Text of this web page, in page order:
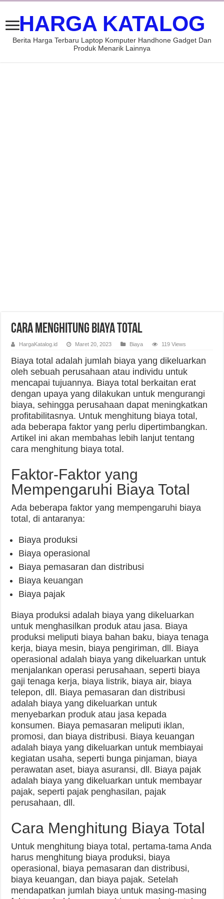
HARGA KATALOG
Berita Harga Terbaru Laptop Komputer Handhone Gadget Dan
Produk Menarik Lainnya
Cara Menghitung Biaya Total
HargaKatalog.id Maret 20, 2023 Biaya 119 Views
Biaya total adalah jumlah biaya yang dikeluarkan
oleh sebuah perusahaan atau individu untuk
mencapai tujuannya. Biaya total berkaitan erat
dengan upaya yang dilakukan untuk mengurangi
biaya, sehingga perusahaan dapat meningkatkan
profitabilitasnya. Untuk menghitung biaya total,
ada beberapa faktor yang perlu dipertimbangkan.
Artikel ini akan membahas lebih lanjut tentang
cara menghitung biaya total.
Faktor-Faktor yang
Mempengaruhi Biaya Total
Ada beberapa faktor yang mempengaruhi biaya
total, di antaranya:
Biaya produksi
Biaya operasional
Biaya pemasaran dan distribusi
Biaya keuangan
Biaya pajak
Biaya produksi adalah biaya yang dikeluarkan
untuk menghasilkan produk atau jasa. Biaya
produksi meliputi biaya bahan baku, biaya tenaga
kerja, biaya mesin, biaya pengiriman, dll. Biaya
operasional adalah biaya yang dikeluarkan untuk
menjalankan operasi perusahaan, seperti biaya
gaji tenaga kerja, biaya listrik, biaya air, biaya
telepon, dll. Biaya pemasaran dan distribusi
adalah biaya yang dikeluarkan untuk
menyebarkan produk atau jasa kepada
konsumen. Biaya pemasaran meliputi iklan,
promosi, dan biaya distribusi. Biaya keuangan
adalah biaya yang dikeluarkan untuk membiayai
kegiatan usaha, seperti bunga pinjaman, biaya
perawatan aset, biaya asuransi, dll. Biaya pajak
adalah biaya yang dikeluarkan untuk membayar
pajak, seperti pajak penghasilan, pajak
perusahaan, dll.
Cara Menghitung Biaya Total
Untuk menghitung biaya total, pertama-tama Anda
harus menghitung biaya produksi, biaya
operasional, biaya pemasaran dan distribusi,
biaya keuangan, dan biaya pajak. Setelah
mendapatkan jumlah biaya untuk masing-masing